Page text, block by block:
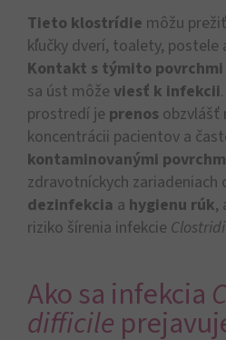
Tieto klostrídie môžu
kľučky dverí, toalety, postele
Kontakt s týmito povrchmi
sa úst môže viesť k infekcii
prostredí je prenos obzvlášť
koncentrácii pacientov a
kontaminovanými
zdravotníckych zariadeniach
dezinfekcia a hygienu rúk,
riziko šírenia infekcie
Ako sa infekcia
difficile